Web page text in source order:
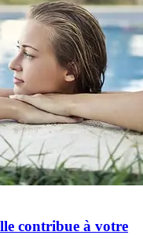
contribue à votre